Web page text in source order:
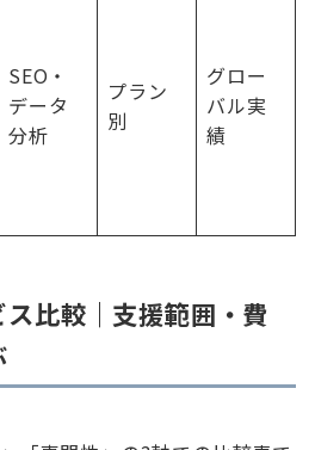
SEO・
データ
分析
プラン
別
グロー
バル実
績
比較｜支援範囲・費